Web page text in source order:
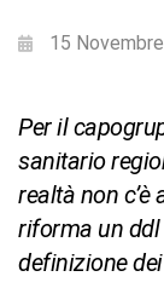
15
Per il
sanitario
realtà non
riforma un
definizione